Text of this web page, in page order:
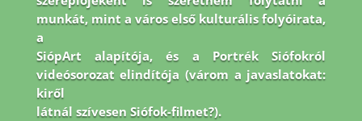
munkát, mint a város első kulturális folyóirata,
a
SiópArt alapítója, és a Portrék Siófokról
videósorozat elindítója (várom a javaslatokat:
kiről
látnál szívesen Siófok-filmet?).